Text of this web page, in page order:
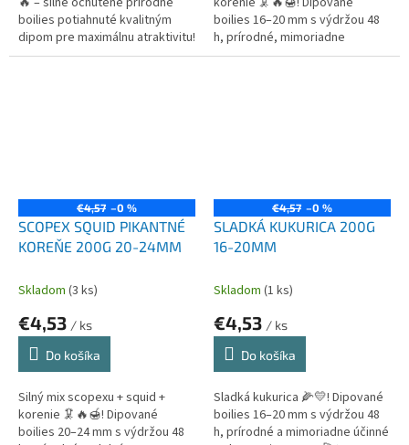
boilies potiahnuté kvalitným
dipom pre maximálnu atraktivitu!
Vydržia vo vode až 48 h, skvelo
boilies 16–20 mm s výdržou 48
h, prírodné, mimoriadne
atraktívne a spoľahlivé pre
€4,57 –0 %
SCOPEX SQUID PIKANTNÉ
KOREŇE 200G 20-24MM
Skladom (3 ks)
€4,53 / ks
Do košíka
Silný mix scopexu + squid +
korenie 🦑🔥🍯! Dipované
boilies 20–24 mm s výdržou 48
€4,57 –0 %
SLADKÁ KUKURICA 200G
16-20MM
Skladom (1 ks)
€4,53 / ks
Do košíka
Sladká kukurica 🌽💛! Dipované
boilies 16–20 mm s výdržou 48
h, prírodné a mimoriadne účinné